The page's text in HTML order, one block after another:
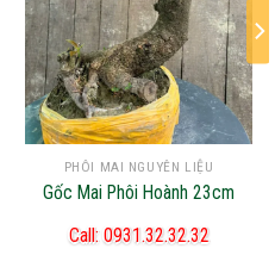
PHÔI MAI NGUYÊN LIỆU
Gốc Mai Phôi Hoành 23cm
Call: 0931.32.32.32